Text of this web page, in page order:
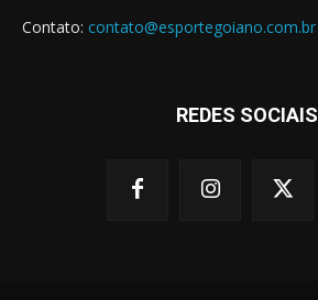
Contato: contato@esportegoiano.com.br
REDES SOCIAIS